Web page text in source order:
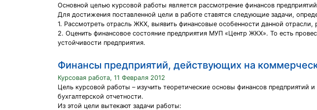
Основной целью курсовой работы является рассмотрение финансов
Для достижения поставленной цели в работе ставятся следующие задачи,
1. Рассмотреть отрасль ЖКХ, выявить финансовые особенности данной
2. Оценить финансовое состояние предприятия МУП «Центр ЖКХ». То есть
устойчивости предприятия.
Финансы предприятий, действующих на
Курсовая работа, 11 Февраля 2012
Цель курсовой работы – изучить теоретические основы финансов
бухгалтерской отчетности.
Из этой цели вытекают задачи работы: